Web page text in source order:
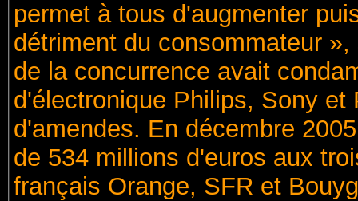
permet à tous d'augmenter
détriment du consommateur
de la concurrence avait
d'électronique Philips, Sony
d'amendes. En décembre
de 534 millions d'euros aux
français Orange, SFR et